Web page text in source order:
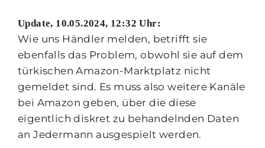
Update, 10.05.2024, 12:32 Uhr:
Wie uns Händler melden, betrifft sie
ebenfalls das Problem, obwohl sie auf dem
türkischen Amazon-Marktplatz nicht
gemeldet sind. Es muss also weitere Kanäle
bei Amazon geben, über die diese
eigentlich diskret zu behandelnden Daten
an Jedermann ausgespielt werden.